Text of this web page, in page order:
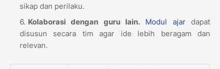
sikap dan perilaku.
Kolaborasi dengan guru lain.
Modul ajardapat
disusun secara tim agar ide lebih beragam dan
relevan.